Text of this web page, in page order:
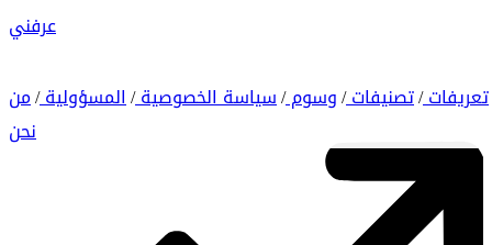
عرفني
تعريفات/ تصنيفات/ وسوم/ سياسة الخصوصية/ المسؤولية/ من
نحن